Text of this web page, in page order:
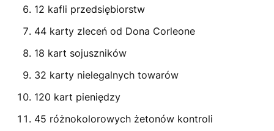
12 kafli przedsiębiorstw
44 karty zleceń od Dona Corleone
18 kart sojuszników
32 karty nielegalnych towarów
120 kart pieniędzy
45 różnokolorowych żetonów kontroli